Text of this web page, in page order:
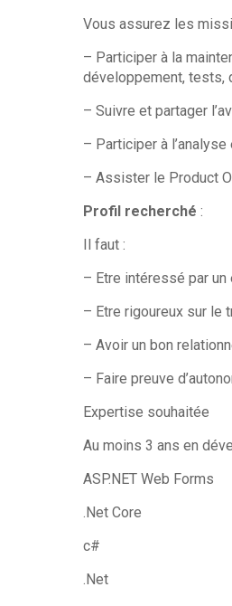
Vous assurez les
– Participer à la
développement, tests,
– Suivre et partager
– Participer à
– Assister le Product
Profil recherché :
Il faut :
– Etre intéressé par un
– Etre rigoureux sur le
– Avoir un bon
– Faire preuve
Expertise souhaitée
Au moins 3 ans en
ASP.NET Web Forms
.Net Core
c#
.Net